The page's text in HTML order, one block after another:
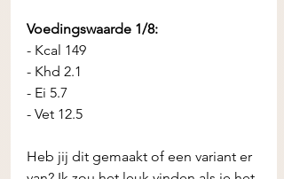
Voedingswaarde 1/8:
- Kcal 149
- Khd 2.1
- Ei 5.7
- Vet 12.5
Heb jij dit gemaakt of een variant er